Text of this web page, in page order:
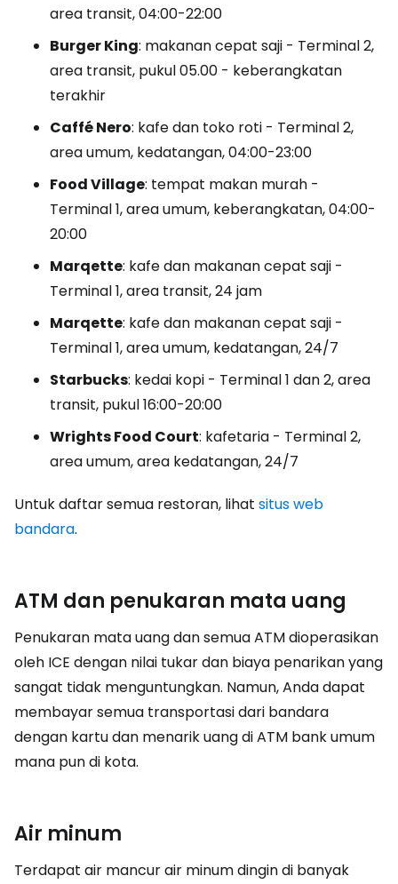
area transit, 04:00-22:00
Burger King: makanan cepat saji - Terminal 2,
area transit, pukul 05.00 - keberangkatan
terakhir
Caffé Nero: kafe dan toko roti - Terminal 2,
area umum, kedatangan, 04:00-23:00
Food Village: tempat makan murah -
Terminal 1, area umum, keberangkatan, 04:00-
20:00
Marqette: kafe dan makanan cepat saji -
Terminal 1, area transit, 24 jam
Marqette: kafe dan makanan cepat saji -
Terminal 1, area umum, kedatangan, 24/7
Starbucks: kedai kopi - Terminal 1 dan 2, area
transit, pukul 16:00-20:00
Wrights Food Court: kafetaria - Terminal 2,
area umum, area kedatangan, 24/7
Untuk daftar semua restoran, lihat situs web
bandara.
ATM dan penukaran mata uang
Penukaran mata uang dan semua ATM dioperasikan
oleh ICE dengan nilai tukar dan biaya penarikan yang
sangat tidak menguntungkan. Namun, Anda dapat
membayar semua transportasi dari bandara
dengan kartu dan menarik uang di ATM bank umum
mana pun di kota.
Air minum
Terdapat air mancur air minum dingin di banyak